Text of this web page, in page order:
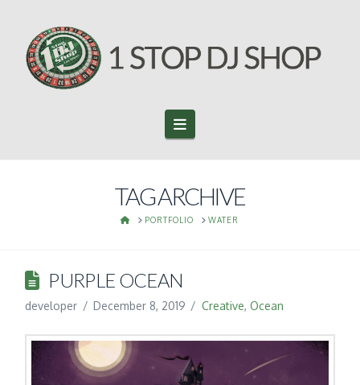
Navigation
TAG ARCHIVE
HOMEPORTFOLIO WATER
PURPLE OCEAN
developer December 8, 2019 Creative, Ocean